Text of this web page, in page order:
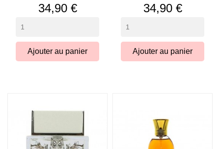
Prix
34,90 €
Ajouter au panier
Prix
34,90 €
Ajouter au panier